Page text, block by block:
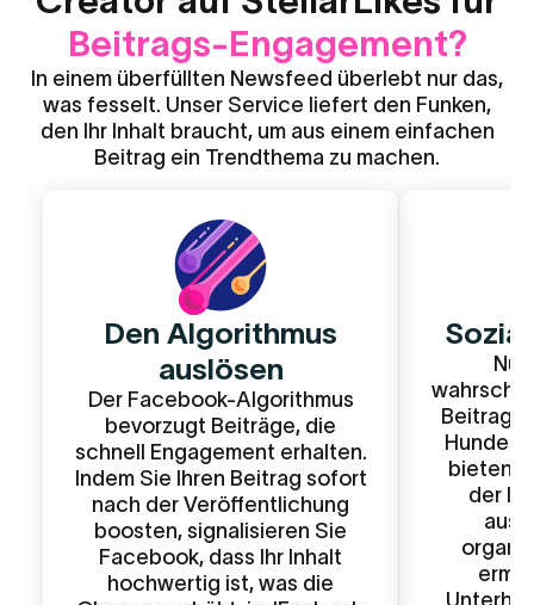
Beitrags-Engagement?
In einem überfüllten Newsfeed überlebt nur das,
was fesselt. Unser Service liefert den Funken,
den Ihr Inhalt braucht, um aus einem einfachen
Beitrag ein Trendthema zu machen.
Den Algorithmus
auslösen
Der Facebook-Algorithmus
bevorzugt Beiträge, die
schnell Engagement erhalten.
Indem Sie Ihren Beitrag sofort
nach der Veröffentlichung
boosten, signalisieren Sie
Facebook, dass Ihr Inhalt
hochwertig ist, was die
Beitrag
bieten
der